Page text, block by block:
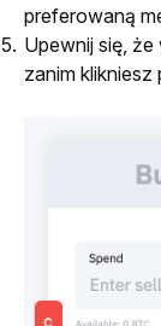
preferowaną
Upewnij się,
zanim klikniesz